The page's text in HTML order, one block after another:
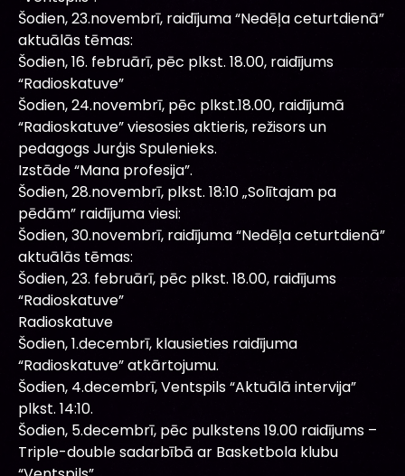
Šodien, 23.novembrī, raidījuma “Nedēļa ceturtdienā”
aktuālās tēmas:
Šodien, 16. februārī, pēc plkst. 18.00, raidījums
“Radioskatuve”
Šodien, 24.novembrī, pēc plkst.18.00, raidījumā
“Radioskatuve” viesosies aktieris, režisors un
pedagogs Jurģis Spulenieks.
Izstāde “Mana profesija”.
Šodien, 28.novembrī, plkst. 18:10 „Solītajam pa
pēdām” raidījuma viesi:
Šodien, 30.novembrī, raidījuma “Nedēļa ceturtdienā”
aktuālās tēmas:
Šodien, 23. februārī, pēc plkst. 18.00, raidījums
“Radioskatuve”
Radioskatuve
Šodien, 1.decembrī, klausieties raidījuma
“Radioskatuve” atkārtojumu.
Šodien, 4.decembrī, Ventspils “Aktuālā intervija”
plkst. 14:10.
Šodien, 5.decembrī, pēc pulkstens 19.00 raidījums –
Triple-double sadarbībā ar Basketbola klubu